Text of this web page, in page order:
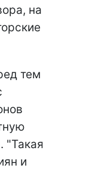
на
тем
"Такая
и